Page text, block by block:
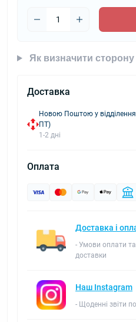
Як визначити
Доставка
Новою Поштою у
ПТ)
1-2 дні
Оплата
Доставка і
- Умови оплати та
доставки
Наш Instagram
- Щоденні звіти